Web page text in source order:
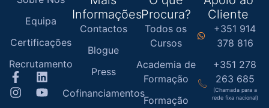
Equipa
Certificações
Recrutamento
Informações
Contactos
Blogue
Press
Cofinanciamentos
Procura?
Todos os
Cursos
Academia de
Formação
Formação
Cliente
+351 914
378 816
+351 278
263 685
(Chamada para a
rede fixa nacional)